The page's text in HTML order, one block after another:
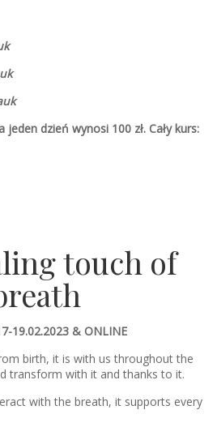
dzień wynosi 100 zł. Cały kurs:
touch of
19.02.2023 & ONLINE
birth, it is with us throughout the
transform with it and thanks to it.
with the breath, it supports every